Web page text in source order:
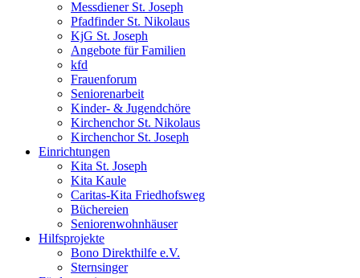
Messdiener St. Joseph
Pfadfinder St. Nikolaus
KjG St. Joseph
Angebote für Familien
kfd
Frauenforum
Seniorenarbeit
Kinder- & Jugendchöre
Kirchenchor St. Nikolaus
Kirchenchor St. Joseph
Einrichtungen
Kita St. Joseph
Kita Kaule
Caritas-Kita Friedhofsweg
Büchereien
Seniorenwohnhäuser
Hilfsprojekte
Bono Direkthilfe e.V.
Sternsinger